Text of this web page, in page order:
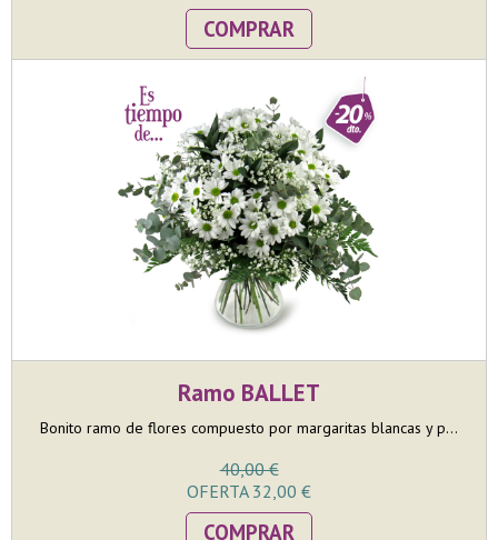
COMPRAR
Ramo BALLET
Bonito ramo de flores compuesto por margaritas blancas y p...
40,00 €
OFERTA 32,00 €
COMPRAR